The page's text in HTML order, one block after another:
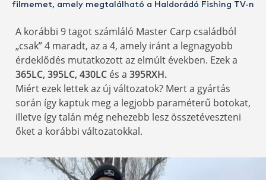
filmemet, amely megtalálható a Haldorádó Fishing TV-n
A korábbi 9 tagot számláló Master Carp családból
„csak” 4 maradt, az a 4, amely iránt a legnagyobb
érdeklődés mutatkozott az elmúlt években. Ezek a
365LC, 395LC, 430LC és a 395RXH.
Miért ezek lettek az új változatok? Mert a gyártás
során így kaptuk meg a legjobb paraméterű botokat,
illetve így talán még nehezebb lesz összetéveszteni
őket a korábbi változatokkal.